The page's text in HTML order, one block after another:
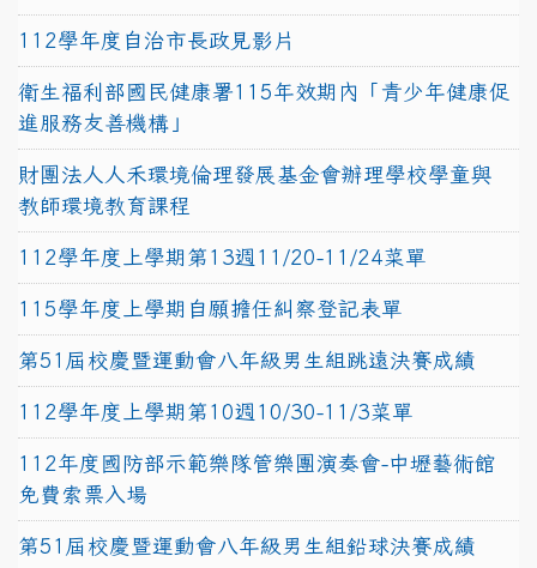
112學年度自治市長政見影片
衛生福利部國民健康署115年效期內「青少年健康促
進服務友善機構」
財團法人人禾環境倫理發展基金會辦理學校學童與
教師環境教育課程
112學年度上學期第13週11/20-11/24菜單
115學年度上學期自願擔任糾察登記表單
第51屆校慶暨運動會八年級男生組跳遠決賽成績
112學年度上學期第10週10/30-11/3菜單
112年度國防部示範樂隊管樂團演奏會-中壢藝術館
免費索票入場
第51屆校慶暨運動會八年級男生組鉛球決賽成績